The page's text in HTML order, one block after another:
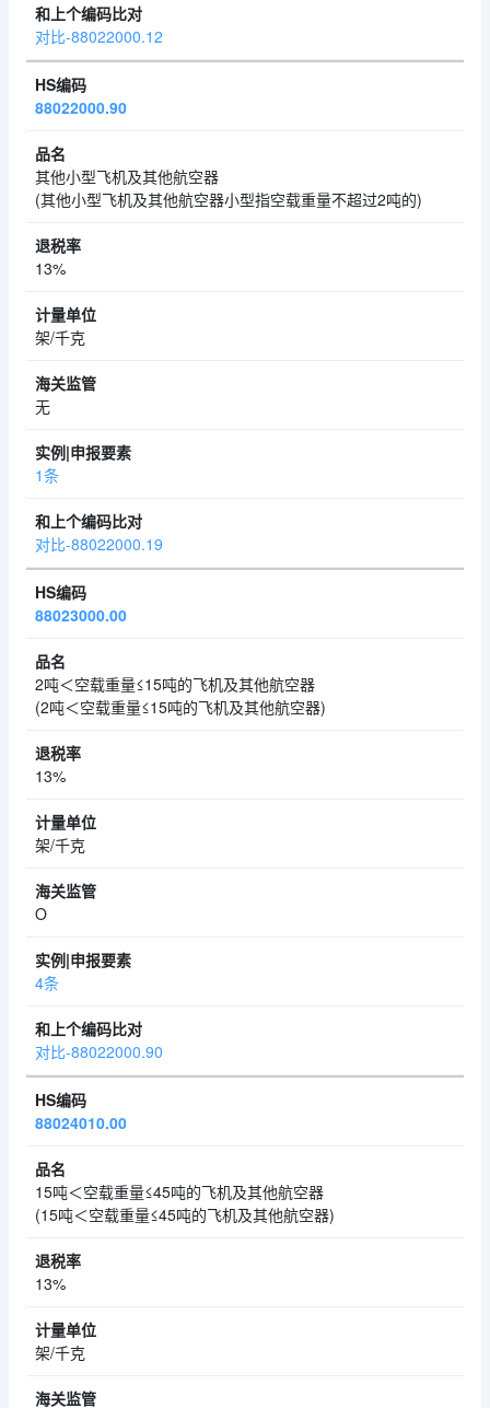
对比-88022000.12
88022000.90
其他小型飞机及其他航空器
(其他小型飞机及其他航空器小型指空载重量不超过2吨的)
13%
架/千克
无
1条
对比-88022000.19
88023000.00
2吨＜空载重量≤15吨的飞机及其他航空器
(2吨＜空载重量≤15吨的飞机及其他航空器)
13%
架/千克
O
4条
对比-88022000.90
88024010.00
15吨＜空载重量≤45吨的飞机及其他航空器
(15吨＜空载重量≤45吨的飞机及其他航空器)
13%
架/千克